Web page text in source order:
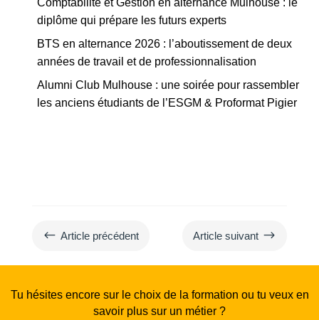
Comptabilité et Gestion en alternance Mulhouse : le
diplôme qui prépare les futurs experts
BTS en alternance 2026 : l’aboutissement de deux
années de travail et de professionnalisation
Alumni Club Mulhouse : une soirée pour rassembler
les anciens étudiants de l’ESGM & Proformat Pigier
# Article précédent Article suivant $
Tu hésites encore sur le choix de la formation ou tu veux en
savoir plus sur un métier ?